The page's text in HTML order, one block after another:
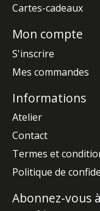
Cartes-cadeaux
Mon compte
S'inscrire
Mes commandes
Informations
Atelier
Contact
Termes et
Politique de
Abonnez-vous